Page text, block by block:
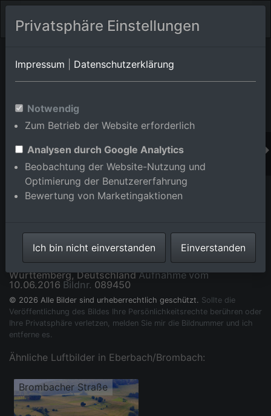
Orts-Album von Eberbach/Brombach
Württemberg,Deutschland
Im Shop bestellen
Brombacher Straße in Eberbach im Bundesland Baden-
Württemberg, DeutschlandAufnahme vom
10.06.2016 Bildnr. 089450
© 2026 Alle Bilder sind urheberrechtlich geschützt. Sollte die
Veröffentlichung des Bildes Ihre Persönlichkeitsrechte berühren oder
Ihre Privatsphäre verletzen, melden Sie mir die Bildnummer und ich
entferne es.
Ähnliche Luftbilder in Eberbach/Brombach:
Brombacher Straße
Privatsphäre Einstellungen
Impressum Datenschutzerklärung
Notwendig
Zum Betrieb der Website erforderlich
Analysen durch Google Analytics
Beobachtung der Website-Nutzung und
Optimierung der Benutzererfahrung
Bewertung von Marketingaktionen
Ich bin nicht einverstanden Einverstanden